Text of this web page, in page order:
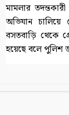
মামলার
অভিযান
বসতবাড়ি থেকে
হয়েছে বলে পুলিশ